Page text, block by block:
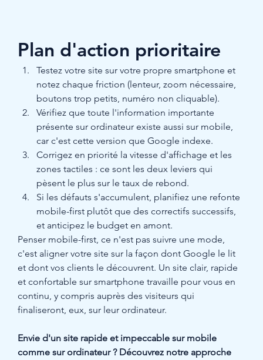
Plan d'action prioritaire
Testez votre site sur votre propre smartphone et
notez chaque friction (lenteur, zoom nécessaire,
boutons trop petits, numéro non cliquable).
Vérifiez que toute l'information importante
présente sur ordinateur existe aussi sur mobile,
car c'est cette version que Google indexe.
Corrigez en priorité la vitesse d'affichage et les
zones tactiles : ce sont les deux leviers qui
pèsent le plus sur le taux de rebond.
Si les défauts s'accumulent, planifiez une refonte
mobile-first plutôt que des correctifs successifs,
et anticipez le budget en amont.
Penser mobile-first, ce n'est pas suivre une mode,
c'est aligner votre site sur la façon dont Google le lit
et dont vos clients le découvrent. Un site clair, rapide
et confortable sur smartphone travaille pour vous en
continu, y compris auprès des visiteurs qui
finaliseront, eux, sur leur ordinateur.
Envie d'un site rapide et impeccable sur mobile
comme sur ordinateur ? Découvrez notre approche